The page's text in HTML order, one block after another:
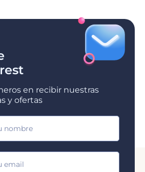
en recibir nuestras
y ofertas